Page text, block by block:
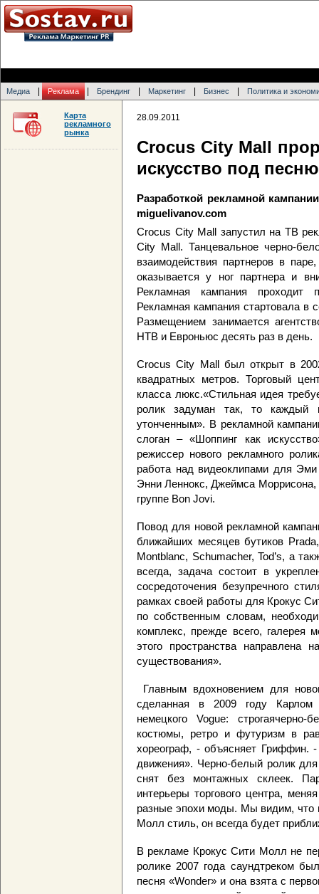
Медиа Реклама Брендинг Маркетинг Бизнес Политика и
28.09.2011
Crocus City Mall
искусство под
Разработкой рекламной
miguelivanov.com
Crocus City Mall запустил на ТВ
City Mall. Танцевальное черно-
взаимодействия партнеров в
оказывается у ног партнера и
Рекламная кампания проходит
Рекламная кампания стартовала в
Размещением занимается
НТВ и Евроньюс десять раз в день.
Crocus City Mall был открыт в
квадратных метров. Торговый
класса люкс.«Стильная идея
ролик задуман так, то
утонченным». В рекламной
слоган – «Шоппинг как
режиссер нового рекламного
работа над видеоклипами для
Энни Леннокс, Джеймса
группе Bon Jovi.
Повод для новой рекламной
ближайших месяцев бутиков
Montblanc, Schumacher, Tod’s, а
всегда, задача состоит в
сосредоточения безупречного
рамках своей работы для Крокус
по собственным словам,
комплекс, прежде всего, галерея
этого пространства направлена
существования».
Главным вдохновением для
сделанная в 2009 году Карлом
немецкого Vogue:
костюмы, ретро и футуризм в
хореограф, - объясняет Гриффин.
движения». Черно-белый ролик
снят без монтажных склеек.
интерьеры торгового центра,
разные эпохи моды. Мы видим,
Молл стиль, он всегда будет
В рекламе Крокус Сити Молл не
ролике 2007 года саундтреком
песня «Wonder» и она взята с
Карта
рекламного
рынка